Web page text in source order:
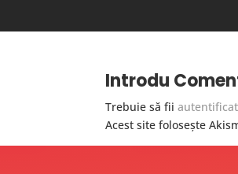
Introdu
Trebuie să fiiautentificat
Acest site folosește